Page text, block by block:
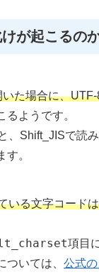
が起こるの
た場合に、
るようです。
、Shift_JISで読
す。
いる文字コード
項目
ついては、 公式